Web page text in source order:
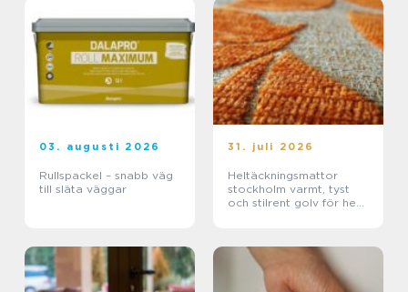
03. augusti 2026
Rullspackel – snabb väg
till släta väggar
31. juli 2026
Heltäckningsmattor
stockholm varmt, tyst
och stilrent golv för hem